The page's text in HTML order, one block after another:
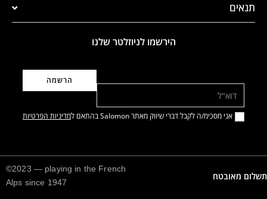
תנאים
הירשמו לניוזלטר שלנו
אני מסכימ/ה לקבל דברי שיווק מאתר Salomon בהתאם ל מדיניות הפרטיות
תשלום מאובטח
©2023 — playing in the French
Alps since 1947